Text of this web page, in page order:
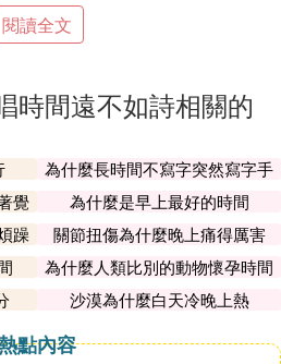
，你看看唐詩宋詞，都特別
朗朗上口易於傳播。反觀元
本沒辦法做到口口相傳，這
扣了。
得元曲不及唐詩宋詞那是肯
比情歌流傳時間長呢
閱讀全文
時間遠不如詩相關的
為什麼長時間不寫字突然寫字手
會不習慣
覺
為什麼是早上最好的時間
躁
關節扭傷為什麼晚上痛得厲害
為什麼人類比別的動物懷孕時間
長
沙漠為什麼白天冷晚上熱
點內容